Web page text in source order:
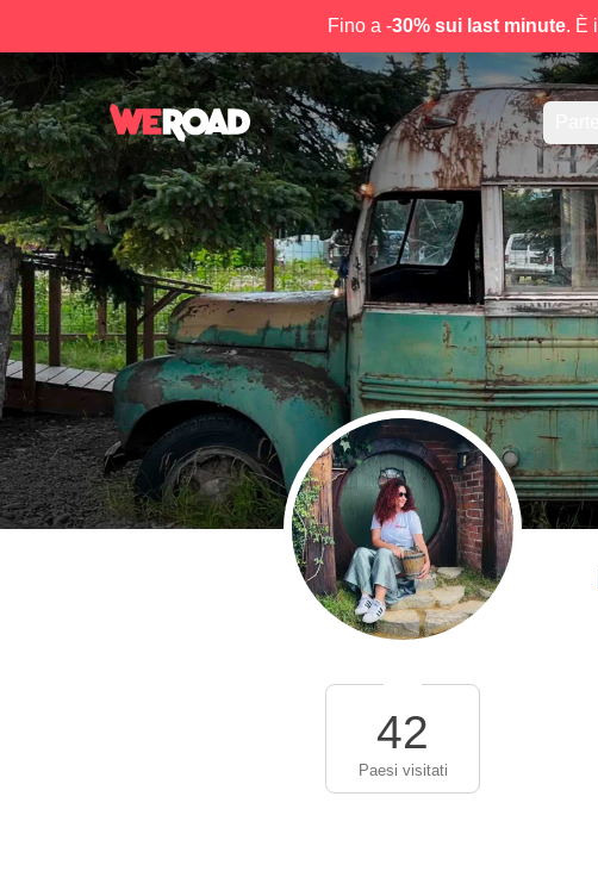
Fino a -30% sui last minute. È il
42
Paesi visitati